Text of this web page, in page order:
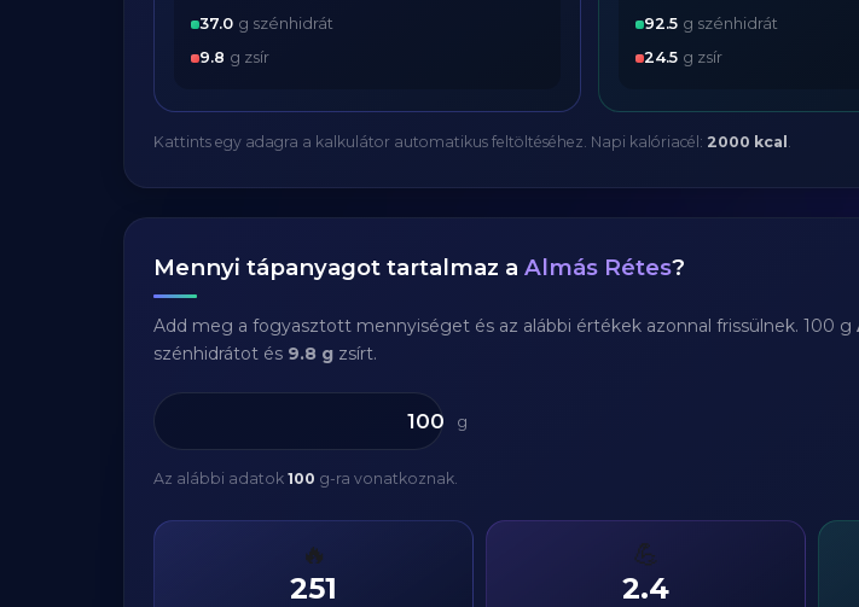
37.0 g szénhidrát
9.8 g zsír
92.5 g szénhidrát
24.5 g zsír
Kattints egy adagra a kalkulátor automatikus feltöltéséhez. Napi kalóriacél: 2000 kcal .
Mennyi tápanyagot tartalmaz a Almás Rétes?
Add meg a fogyasztott mennyiséget és az alábbi értékek azonnal frissülnek. 100 g
szénhidrátot és 9.8 g zsírt.
g
Az alábbi adatok 100 g-ra vonatkoznak.
🔥
251
💪
2.4